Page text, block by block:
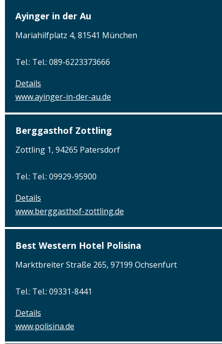
Ayinger in der Au
Mariahilfplatz 4, 81541 München
Tel.: Tel.: 089-6223373666
Details
www.ayinger-in-der-au.de
Berggasthof Zottling
Zottling 1, 94265 Patersdorf
Tel.: Tel.: 09929-95900
Details
www.berggasthof-zottling.de
Best Western Hotel Polisina
Marktbreiter Straße 265, 97199 Ochsenfurt
Tel.: Tel.: 09331-8441
Details
www.polisina.de